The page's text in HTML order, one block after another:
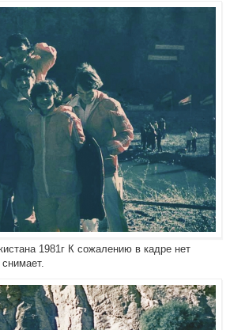
1981г К сожалению в кадре нет